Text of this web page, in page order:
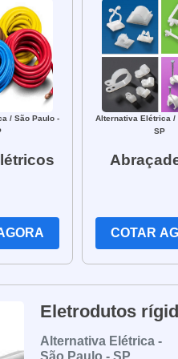
ambientes:
Esses
adaptando-se às
são essenciais para
e agentes
qualificado para
/ São Paulo -
Alternativa Elétrica /
SP
COTAR
Eletrodutos
Alternativa Elétrica -